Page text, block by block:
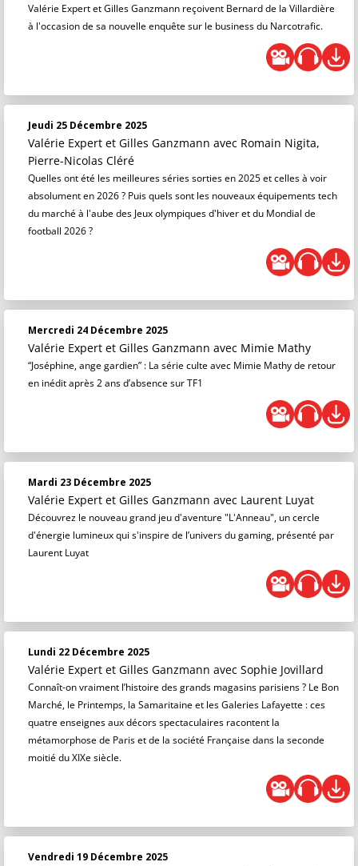
Valérie Expert et Gilles Ganzmann reçoivent Bernard de la Villardière
à l'occasion de sa nouvelle enquête sur le business du Narcotrafic.
Jeudi 25 Décembre 2025
Valérie Expert et Gilles Ganzmann avec Romain Nigita,
Pierre-Nicolas Cléré
Quelles ont été les meilleures séries sorties en 2025 et celles à voir
absolument en 2026 ? Puis quels sont les nouveaux équipements tech
du marché à l'aube des Jeux olympiques d'hiver et du Mondial de
football 2026 ?
Mercredi 24 Décembre 2025
Valérie Expert et Gilles Ganzmann avec Mimie Mathy
“Joséphine, ange gardien” : La série culte avec Mimie Mathy de retour
en inédit après 2 ans d’absence sur TF1
Mardi 23 Décembre 2025
Valérie Expert et Gilles Ganzmann avec Laurent Luyat
Découvrez le nouveau grand jeu d'aventure "L'Anneau", un cercle
d'énergie lumineux qui s'inspire de l’univers du gaming, présenté par
Laurent Luyat
Lundi 22 Décembre 2025
Valérie Expert et Gilles Ganzmann avec Sophie Jovillard
Connaît-on vraiment l’histoire des grands magasins parisiens ? Le Bon
Marché, le Printemps, la Samaritaine et les Galeries Lafayette : ces
quatre enseignes aux décors spectaculaires racontent la
métamorphose de Paris et de la société Française dans la seconde
moitié du XIXe siècle.
Vendredi 19 Décembre 2025